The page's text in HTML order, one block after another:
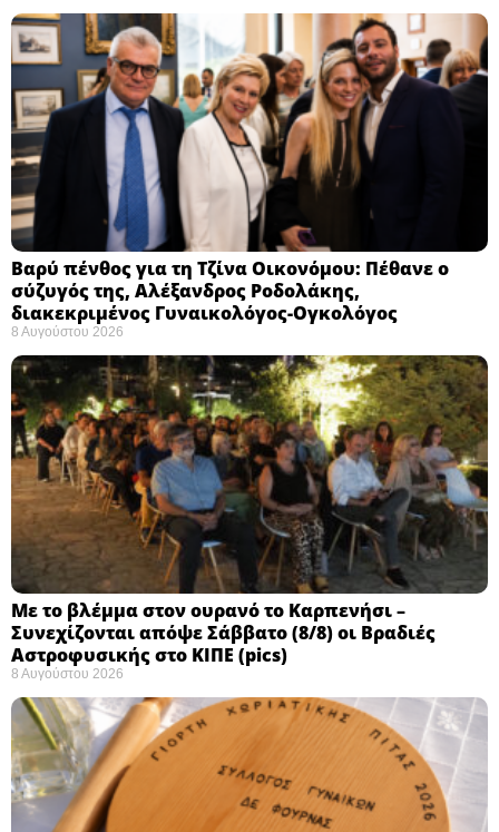
Βαρύ πένθος για τη Τζίνα Οικονόμου: Πέθανε ο
σύζυγός της, Αλέξανδρος Ροδολάκης,
διακεκριμένος Γυναικολόγος-Ογκολόγος
8 Αυγούστου 2026
Με το βλέμμα στον ουρανό το Καρπενήσι –
Συνεχίζονται απόψε Σάββατο (8/8) οι Βραδιές
Αστροφυσικής στο ΚΙΠΕ (pics)
8 Αυγούστου 2026